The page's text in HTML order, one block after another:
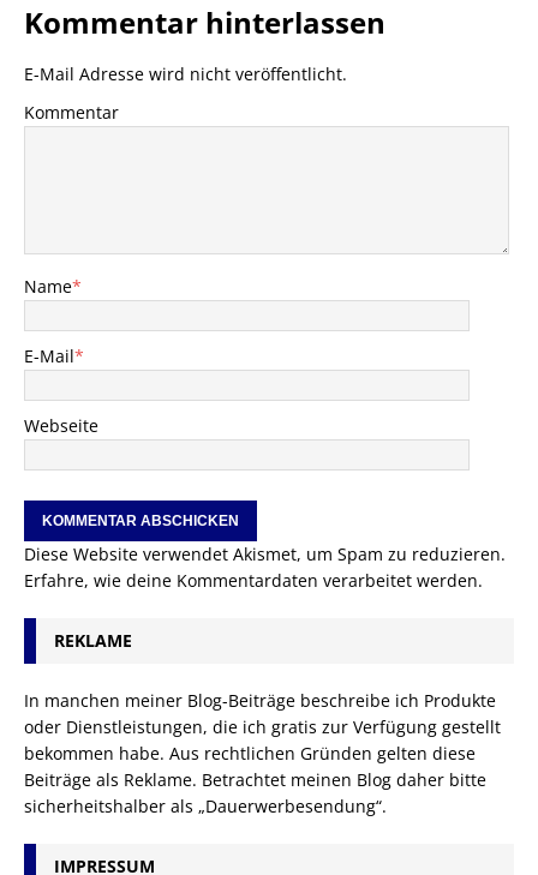
Kommentar hinterlassen
E-Mail Adresse wird nicht veröffentlicht.
Kommentar
Name*
E-Mail*
Webseite
Diese Website verwendet Akismet, um Spam zu reduzieren.
Erfahre, wie deine Kommentardaten verarbeitet werden.
REKLAME
In manchen meiner Blog-Beiträge beschreibe ich Produkte
oder Dienstleistungen, die ich gratis zur Verfügung gestellt
bekommen habe. Aus rechtlichen Gründen gelten diese
Beiträge als Reklame. Betrachtet meinen Blog daher bitte
sicherheitshalber als „Dauerwerbesendung“.
IMPRESSUM